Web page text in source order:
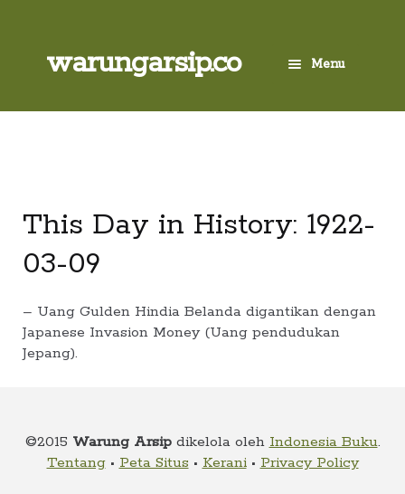
Skip
to
Skip
to
warungarsip.co Menu
Beranda
Foto
Suara
Suvenir
menu
Alamat
This Day in History: 1922-
03-09
– Uang Gulden Hindia Belanda digantikan dengan
Japanese Invasion Money (Uang pendudukan
Jepang).
©2015 Warung Arsipdikelola oleh Indonesia Buku.
Tentang• Peta Situs • Kerani• Privacy Policy